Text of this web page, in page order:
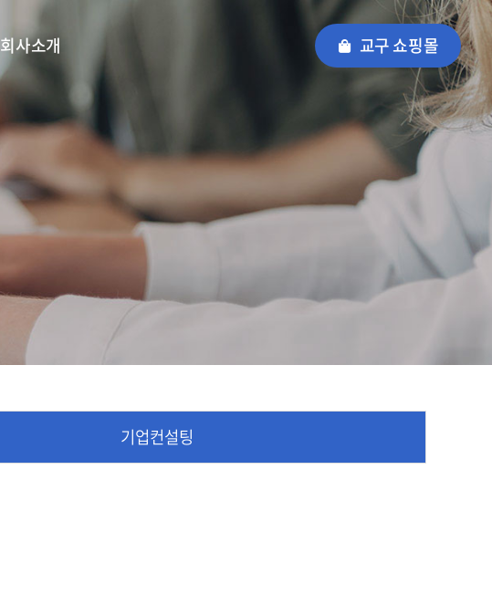
회사소개 교구 쇼핑몰
기업컨설팅